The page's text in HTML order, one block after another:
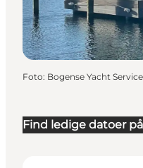
Find ledige datoer
Foto: Bogense Yacht Service